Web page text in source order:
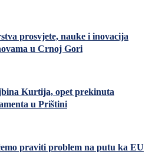
prosvjete, nauke i inovacija
u Crnoj Gori
Kurtija, opet prekinuta
u Prištini
praviti problem na putu ka EU